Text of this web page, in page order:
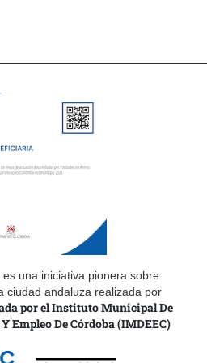
una iniciativa pionera sobre
ciudad andaluza realizada por
por el Instituto Municipal De
Empleo De Córdoba (IMDEEC)